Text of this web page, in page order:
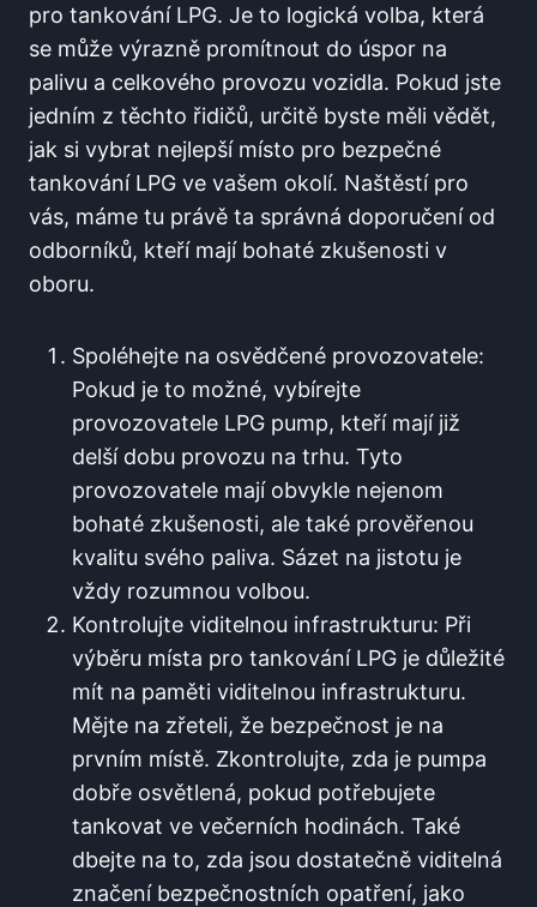
pro tankování LPG. Je‌ to logická volba, která
se může výrazně promítnout do úspor na
palivu a celkového provozu ‍vozidla. Pokud jste ​
jedním‍ z těchto řidičů, určitě byste měli vědět,
jak si vybrat nejlepší místo‍ pro bezpečné
tankování⁣ LPG ve vašem okolí. ⁢Naštěstí pro
vás, máme tu právě⁢ ta správná doporučení od
odborníků, kteří mají ⁣bohaté​ zkušenosti v
oboru.
Spoléhejte na ‍osvědčené provozovatele:
Pokud⁤ je to možné, vybírejte
provozovatele LPG‌ pump, kteří mají ⁢již
delší dobu provozu ⁤na trhu. ⁤Tyto
⁣provozovatele mají obvykle nejenom
bohaté⁣ zkušenosti, ale také prověřenou
kvalitu svého paliva.⁤ Sázet na jistotu je
‍vždy rozumnou volbou.
Kontrolujte viditelnou infrastrukturu: Při
výběru místa pro⁣ tankování LPG​ je důležité
mít na paměti viditelnou ‍infrastrukturu.
Mějte⁣ na zřeteli, že bezpečnost je na
‍prvním místě. Zkontrolujte, zda je pumpa‍
dobře osvětlená, pokud ‍potřebujete
⁤tankovat ve večerních ⁣hodinách. Také
⁣dbejte na to, zda jsou dostatečně viditelná
značení bezpečnostních opatření, jako